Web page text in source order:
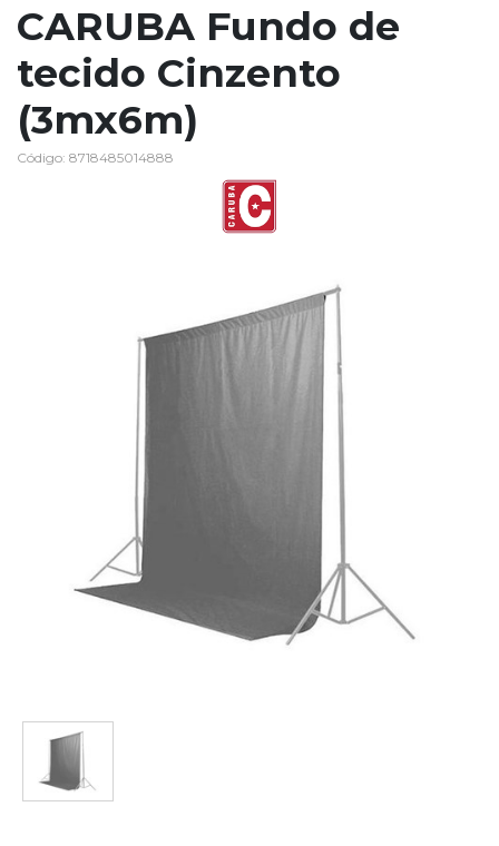
CARUBA Fundo de
tecido Cinzento
(3mx6m)
Código: 8718485014888